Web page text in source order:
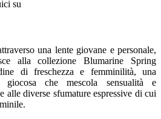
su
una lente giovane e personale,
alla collezione Blumarine Spring
di freschezza e femminilità, una
giocosa che mescola sensualità e
alle diverse sfumature espressive di cui